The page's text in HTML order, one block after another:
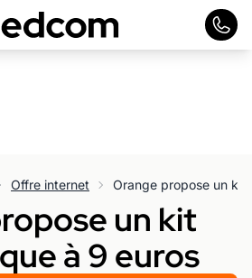
Offre internet Orange propose un kit
un kit
à 9 euros